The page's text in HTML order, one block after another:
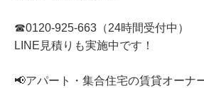
☎0120-925-663（24時間受付中）
LINE見積りも実施中です！
📢アパート・集合住宅の賃貸オーナ